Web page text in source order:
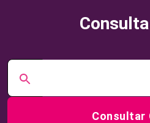
Consultar